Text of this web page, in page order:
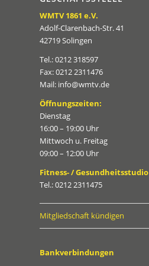
WMTV 1861 e.V.
Adolf-Clarenbach-Str. 41
42719 Solingen
Tel.: 0212 318597
Fax: 0212 2311476
Mail: info@wmtv.de
Öffnungszeiten:
Dienstag
16:00 – 19:00 Uhr
Mittwoch u. Freitag
09:00 – 12:00 Uhr
Fitness- / Gesundheitsstudio
Tel.: 0212 2311475
Mitgliedschaft kündigen
Bankverbindungen